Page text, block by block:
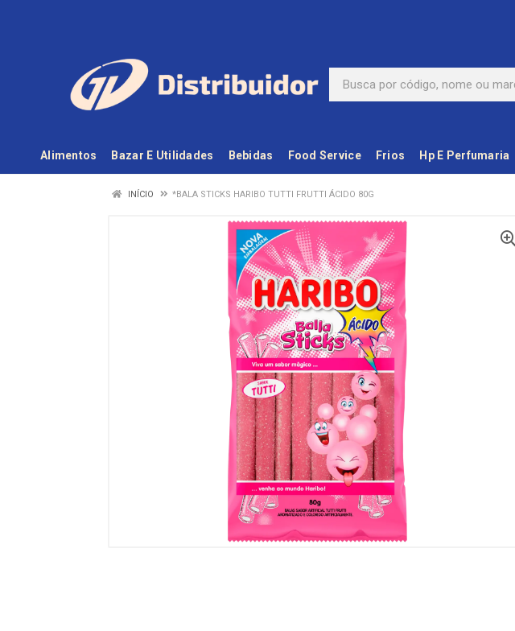
Alimentos Bazar E Utilidades Bebidas Food Service Frios Hp E Perfumaria
INÍCIO *BALA STICKS HARIBO TUTTI FRUTTI ÁCIDO 80G